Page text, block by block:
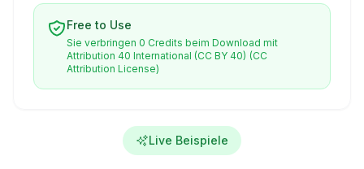
Free to Use
Sie verbringen 0 Credits beim Download mit
Attribution 40 International (CC BY 40) (CC
Attribution License)
Live Beispiele